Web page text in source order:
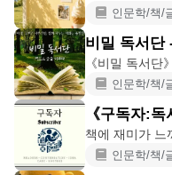
을까요?"📻☁️
인문학/책/
비밀 독서단
《비밀 독서단》 since
입니다~📚
인문학/책/
《구독자:독
책에 재미가 느
혼자 읽고 끝내
인문학/책/